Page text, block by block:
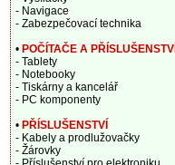
- Navigace
- Zabezpečovací technika
• POČÍTAČE A PŘÍSLUŠENSTVÍ
- Tablety
- Notebooky
- Tiskárny a kancelář
- PC komponenty
• PŘÍSLUŠENSTVÍ
- Kabely a prodlužovačky
- Žárovky